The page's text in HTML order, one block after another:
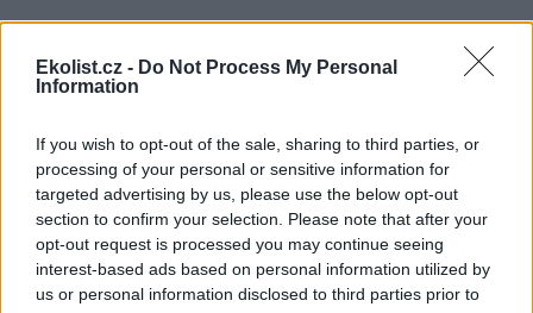
Ekolist.cz - Do Not Process My Personal
Information
If you wish to opt-out of the sale, sharing to third parties, or
processing of your personal or sensitive information for
targeted advertising by us, please use the below opt-out
section to confirm your selection. Please note that after your
opt-out request is processed you may continue seeing
interest-based ads based on personal information utilized by
us or personal information disclosed to third parties prior to
Vojtěch Kotecký: Diplomati rozhodují o osudu
nejdůležitější ekologické smlouvy
nejvýznamnější mezinárodní ekologické jednání posledních let, se
pomalu sjíždějí v nizozemském Haagu. Během necelých dvou
týdnů vynesou verdikt nad osudem Kjótského protokolu, smlouvy
z roku 1997, ve které se průmyslové země zavázaly ke snížení emisí
oxidu uhličitého a dalších tzv. skleníkových plynů. Rozhodnou
totiž, zda dohoda skutečně omezí znečištění, nebo zda se promění
v pouhý cár papíru. Hlavním tématem haagské konference budou
konkrétní mechanismy, kterými signatářské státy kjótské závazky